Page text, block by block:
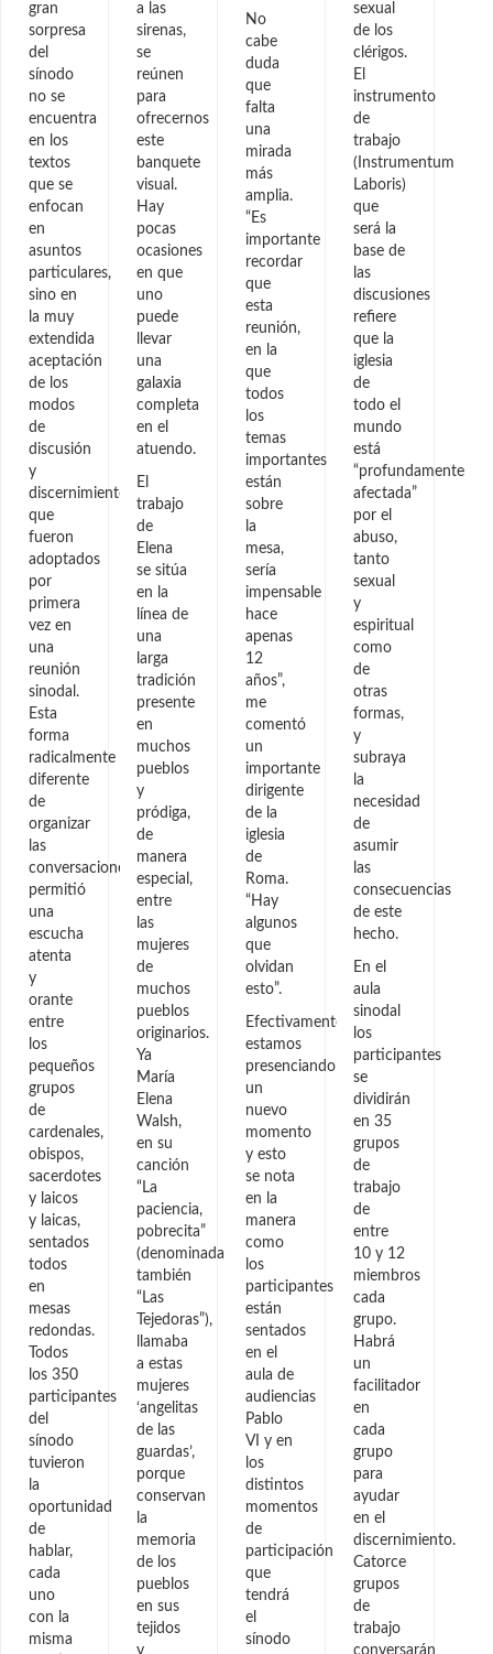
gran
sorpresa
del
sínodo
no se
encuentra
en los
textos
que se
enfocan
en
asuntos
particulares,
sino en
la muy
extendida
aceptación
de los
modos
de
discusión
y
discernimiento
que
fueron
adoptados
por
primera
vez en
una
reunión
sinodal.
Esta
forma
radicalmente
diferente
de
organizar
las
conversaciones
permitió
una
escucha
atenta
y
orante
entre
los
pequeños
grupos
de
cardenales,
obispos,
sacerdotes
y laicos
y laicas,
sentados
todos
en
mesas
redondas.
Todos
los 350
participantes
del
sínodo
tuvieron
la
oportunidad
de
hablar,
cada
uno
con la
misma
a las
sirenas,
se
reúnen
para
ofrecernos
este
banquete
visual.
Hay
pocas
ocasiones
en que
uno
puede
llevar
una
galaxia
completa
en el
atuendo.
El
trabajo
de
Elena
se sitúa
en la
línea de
una
larga
tradición
presente
en
muchos
pueblos
y
pródiga,
de
manera
especial,
entre
las
mujeres
de
muchos
pueblos
originarios.
Ya
María
Elena
Walsh,
en su
canción
“La
paciencia,
pobrecita”
(denominada
también
“Las
Tejedoras”),
llamaba
a estas
mujeres
‘angelitas
de las
guardas’,
porque
conservan
la
memoria
de los
pueblos
en sus
tejidos
y
No
cabe
duda
que
falta
una
mirada
más
amplia.
“Es
importante
recordar
que
esta
reunión,
en la
que
todos
los
temas
importantes
están
sobre
la
mesa,
sería
impensable
hace
apenas
12
años”,
me
comentó
un
importante
dirigente
de la
iglesia
de
Roma.
“Hay
algunos
que
olvidan
esto”.
Efectivamente,
estamos
presenciando
un
nuevo
momento
y esto
se nota
en la
manera
como
los
participantes
están
sentados
en el
aula de
audiencias
Pablo
VI y en
los
distintos
momentos
de
participación
que
tendrá
el
sínodo
sexual
de los
clérigos.
El
instrumento
de
trabajo
(Instrumentum
Laboris)
que
será la
base de
las
discusiones
refiere
que la
iglesia
de
todo el
mundo
está
“profundamente
afectada”
por el
abuso,
tanto
sexual
y
espiritual
como
de
otras
formas,
y
subraya
la
necesidad
de
asumir
las
consecuencias
de este
hecho.
En el
aula
sinodal
los
participantes
se
dividirán
en 35
grupos
de
trabajo
de
entre
10 y 12
miembros
cada
grupo.
Habrá
un
facilitador
en
cada
grupo
para
ayudar
en el
discernimiento.
Catorce
grupos
de
trabajo
conversarán